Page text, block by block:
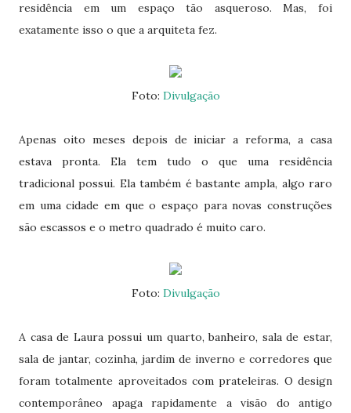
residência em um espaço tão asqueroso. Mas, foi
exatamente isso o que a arquiteta fez.
Foto: Divulgação
Apenas oito meses depois de iniciar a reforma, a casa
estava pronta. Ela tem tudo o que uma residência
tradicional possui. Ela também é bastante ampla, algo raro
em uma cidade em que o espaço para novas construções
são escassos e o metro quadrado é muito caro.
Foto: Divulgação
A casa de Laura possui um quarto, banheiro, sala de estar,
sala de jantar, cozinha, jardim de inverno e corredores que
foram totalmente aproveitados com prateleiras. O design
contemporâneo apaga rapidamente a visão do antigo